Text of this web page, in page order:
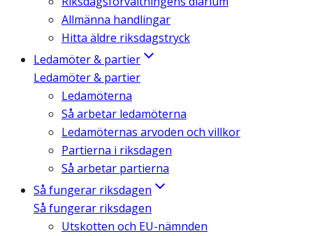
Allmänna handlingar
Hitta äldre riksdagstryck
Ledamöter & partier
Ledamöter & partier
Ledamöterna
Så arbetar ledamöterna
Ledamöternas arvoden och villkor
Partierna i riksdagen
Så arbetar partierna
Så fungerar riksdagen
Så fungerar riksdagen
Utskotten och EU-nämnden